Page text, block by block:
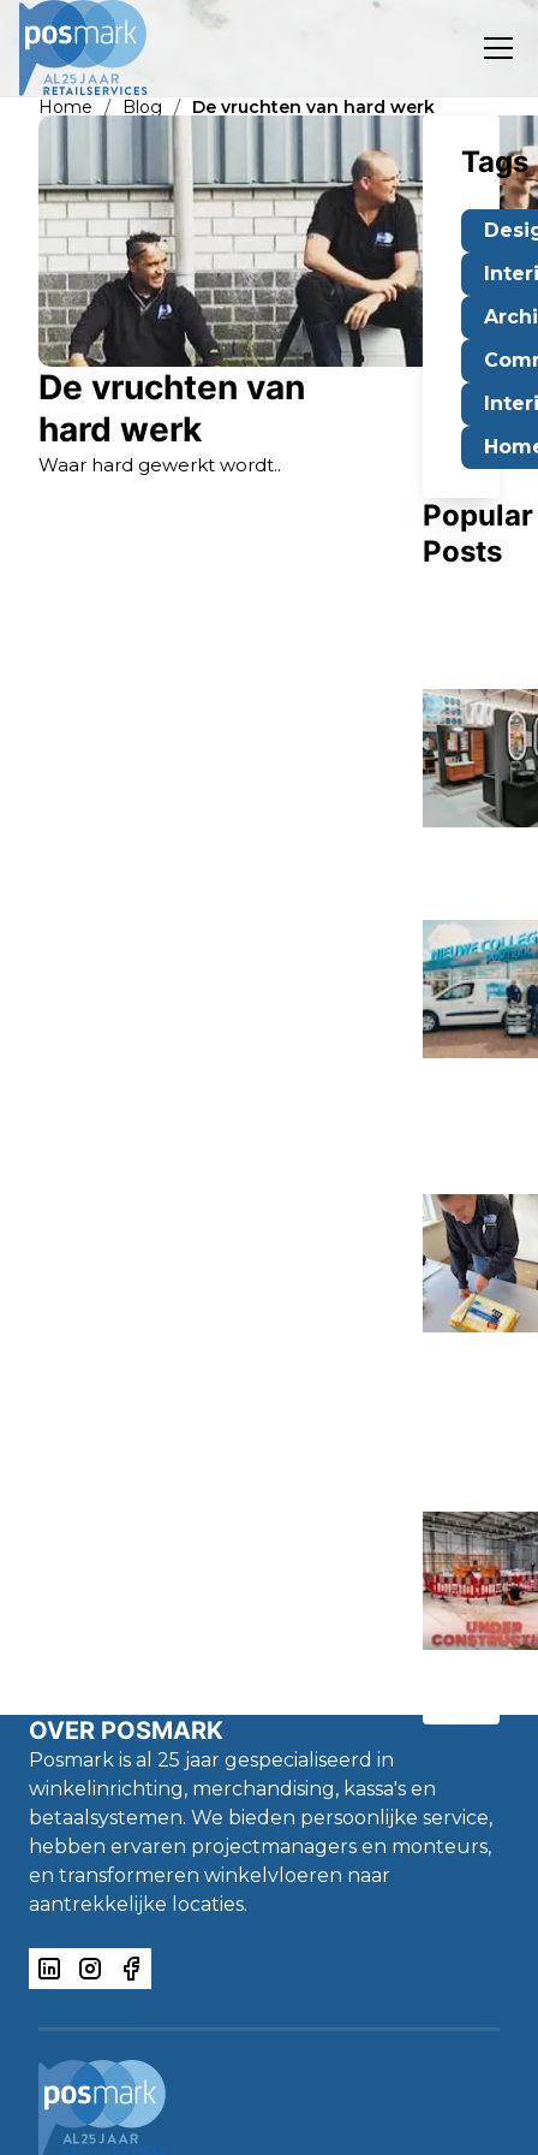
Home / Blog / De vruchten van hard werk
De vruchten van
hard werk
Waar hard gewerkt wordt..
Tags
Popular
Posts
OVER POSMARK
Posmark is al 25 jaar gespecialiseerd in
winkelinrichting, merchandising, kassa's en
betaalsystemen. We bieden persoonlijke service,
hebben ervaren projectmanagers en monteurs,
en transformeren winkelvloeren naar
aantrekkelijke locaties.